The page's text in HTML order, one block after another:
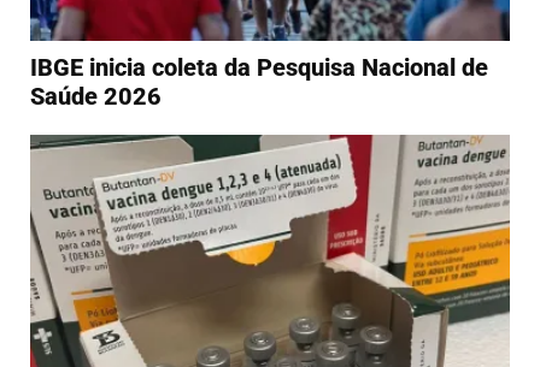
IBGE inicia coleta da Pesquisa Nacional de
Saúde 2026